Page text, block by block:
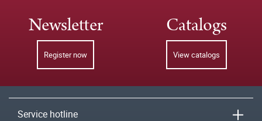
Newsletter
Register now
Catalogs
View catalogs
Service hotline